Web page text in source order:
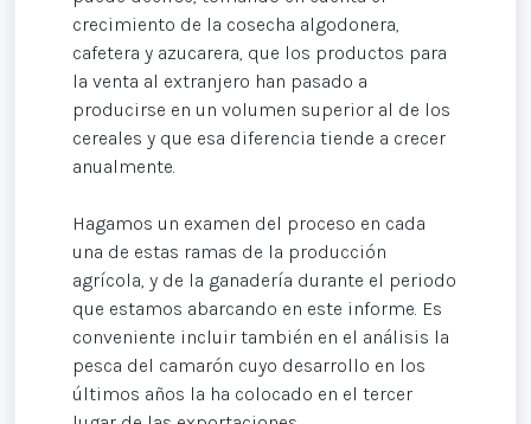
crecimiento de la cosecha algodonera,
cafetera y azucarera, que los productos para
la venta al extranjero han pasado a
producirse en un volumen superior al de los
cereales y que esa diferencia tiende a crecer
anualmente.
Hagamos un examen del proceso en cada
una de estas ramas de la producción
agrícola, y de la ganadería durante el periodo
que estamos abarcando en este informe. Es
conveniente incluir también en el análisis la
pesca del camarón cuyo desarrollo en los
últimos años la ha colocado en el tercer